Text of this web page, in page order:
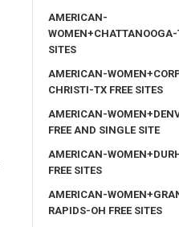
AMERICAN-
WOMEN+CHATTANOOGA-
SITES
AMERICAN-
CHRISTI-TX FREE SITES
AMERICAN-
FREE AND SINGLE SITE
AMERICAN-
FREE SITES
AMERICAN-
RAPIDS-OH FREE SITES